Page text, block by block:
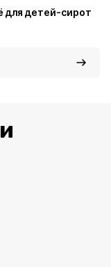
для детей-сирот